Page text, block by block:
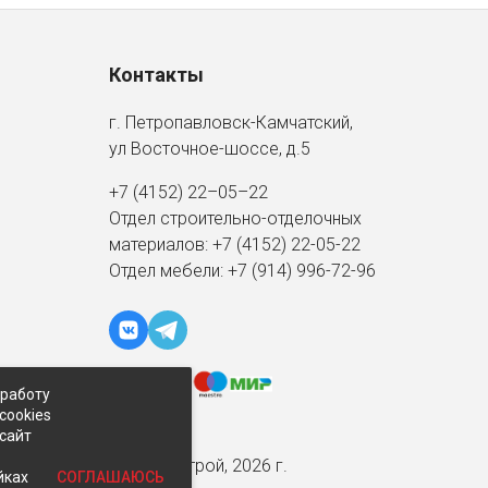
Контакты
г. Петропавловск-Камчатский,
ул Восточное-шоссе, д.5
+7 (4152) 22–05–22
Отдел строительно-отделочных
материалов: +7 (4152) 22-05-22
Отдел мебели: +7 (914) 996-72-96
© Экспострой, 2026 г.
СОГЛАШАЮСЬ